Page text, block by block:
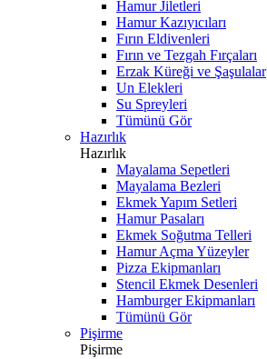
Hamur Jiletleri
Hamur Kazıyıcıları
Fırın Eldivenleri
Fırın ve Tezgah Fırçaları
Erzak Küreği ve Şaşulalar
Un Elekleri
Su Spreyleri
Tümünü Gör
Hazırlık
Hazırlık
Mayalama Sepetleri
Mayalama Bezleri
Ekmek Yapım Setleri
Hamur Pasaları
Ekmek Soğutma Telleri
Hamur Açma Yüzeyler
Pizza Ekipmanları
Stencil Ekmek Desenleri
Hamburger Ekipmanları
Tümünü Gör
Pişirme
Pişirme